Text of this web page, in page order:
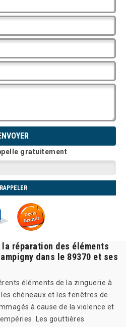
gratuitement
réparation des éléments
dans le 89370 et ses
éléments de la zinguerie à
chéneaux et les fenêtres de
à cause de la violence et
Les gouttières